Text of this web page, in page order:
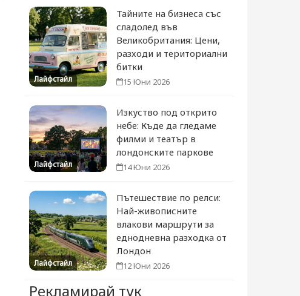
Лайфстайл
Тайните на бизнеса със
сладолед във
Великобритания: Цени,
разходи и териториални
битки
15 Юни 2026
Лайфстайл
Изкуство под открито
небе: Къде да гледаме
филми и театър в
лондонските паркове
14 Юни 2026
Лайфстайл
Пътешествие по релси:
Най-живописните
влакови маршрути за
еднодневна разходка от
Лондон
12 Юни 2026
Рекламирай тук